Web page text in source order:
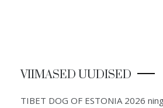
VIIMASED UUDISED
TIBET DOG OF ESTONIA 2026